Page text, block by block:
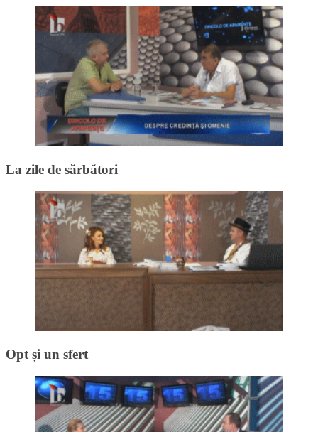
La zile de sărbători
Opt și un sfert